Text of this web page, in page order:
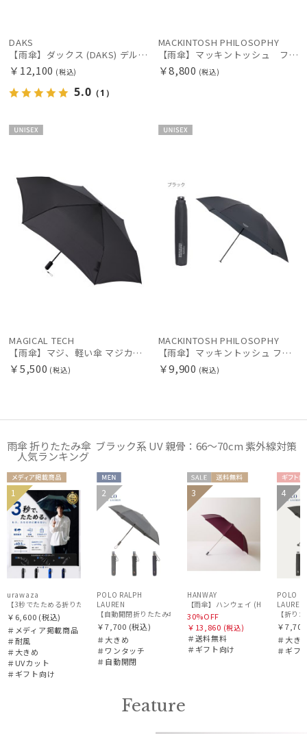
DAKS
【雨傘】ダックス (DAKS) デルタプリント遮光ラミネート チェック 折りたたみ傘 遮熱遮光 耐風傘 ゲリラ豪雨対応傘
￥12,100 (税込)
5.0 （1）
MACKINTOSH PHILOSOPHY
【雨傘】マッキントッシュ フィロソフィー (MACKINTOSH PHILOSOPHY) 親骨：51～55cm無地 BEAR
￥8,800 (税込)
MAGICAL TECH
【雨傘】マジ、軽い傘 マジカルテック (MAGICAL TECH) 自動開閉折りたたみ傘 無地【公式ムーンバット】 レディース メンズ ユニセックス 男女兼用 晴雨兼用 超軽量 UV
￥5,500 (税込)
MACKINTOSH PHILOSOPHY
【雨傘】マッキントッシュ フィロソフィー (MACKINTOSH PHILOSOPHY) バーブレラ 軽量 無地 ロゴ 60cm
￥9,900 (税込)
雨傘 折りたたみ傘 ブラック系 UV 親骨：66～70cm 紫外線対策
人気ランキング
メディア掲
載商品
ギフト
向け
MEN
1
urawaza
【3秒でたためる折りたたみ雨傘】urawaza 無双（ウラワザ）プレーン58 耐風 大きめ
￥6,600 (税込)
＃メディア掲載商品
＃耐風
＃大きめ
＃UVカット
＃ギフト向け
MEN
2
POLO RALPH
LAUREN
【自動開閉折りたたみ傘】ポロ ラルフ ローレン (POLO
￥7,700 (税込)
＃大きめ
＃ワンタッチ
＃自動開閉
セー
ル
送料無
ギフト
向け
WOME
3
HANWAY
【雨傘】ハンウェイ
30%OFF
￥13,860 (税込)
＃送料無料
＃ギフト向け
ギフト
向け
4
POLO
LAUREN
【折り
￥7,700
＃大き
＃ギフ
Feature